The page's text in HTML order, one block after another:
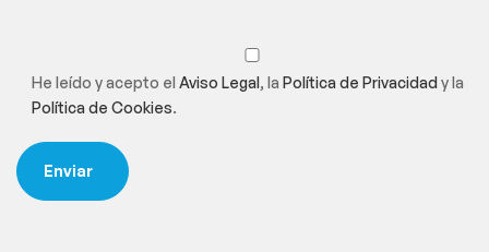
He leído y acepto el Aviso Legal, la Política de Privacidady la
Política de Cookies.